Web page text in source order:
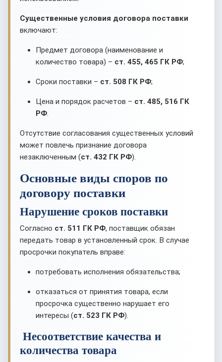
Существенные условия договора поставки
включают:
Предмет договора (наименование и
количество товара) – ст. 455, 465 ГК РФ;
Сроки поставки – ст. 508 ГК РФ;
Цена и порядок расчетов – ст. 485, 516 ГК
РФ.
Отсутствие согласования существенных условий
может повлечь признание договора
незаключенным (ст. 432 ГК РФ).
Основные виды споров по
договору поставки
Нарушение сроков поставки
Согласно ст. 511 ГК РФ, поставщик обязан
передать товар в установленный срок. В случае
просрочки покупатель вправе:
потребовать исполнения обязательства;
отказаться от принятия товара, если
просрочка существенно нарушает его
интересы (ст. 523 ГК РФ).
Несоответствие качества и
количества товара